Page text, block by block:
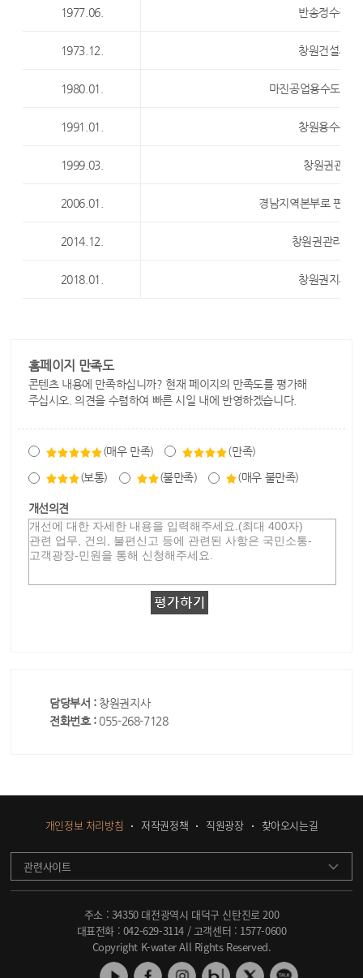
1977.06. 반송정수장
1973.12. 창원건설사무
1980.01. 마진공업용수도 시
1991.01. 창원용수관리
1999.03. 창원권관리
2006.01. 경남지역본부로 편입(
2014.12. 창원권관리단
2018.01. 창원권지사
홈페이지 만족도
콘텐츠 내용에 만족하십니까? 현재 페이지의 만족도를 평가해
주십시오. 의견을 수렴하여 빠른 시일 내에 반영하겠습니다.
(매우 만족) (만족)
(보통) (불만족) (매우 불만족)
개선의견
담당부서 : 창원권지사
전화번호 : 055-268-7128
개인정보 처리방침 저작권정책 직원광장 찾아오시는길
관련사이트
주소 : 34350 대전광역시 대덕구 신탄진로 200
대표전화 : 042-629-3114 / 고객센터 : 1577-0600
Copyright K-water All Rights Reserved.